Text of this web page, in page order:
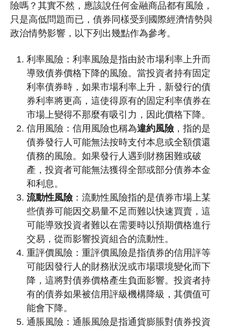
險嗎？其實不然，應該說任何金融商品都有風險，
只是高低問題而已，債券同樣受到國際經濟情勢與
政治情勢影響，以下列出幾點作為參考。
利率風險：利率風險是指由於市場利率上升而
導致債券價格下降的風險。當投資者持有固定
利率債券時，如果市場利率上升，新發行的債
券利率將更高，這使得原有的固定利率債券在
市場上變得不那麼有吸引力，因此價格下降。
信用風險：信用風險也稱為違約風險，指的是
債券發行人可能無法按時支付本息或全額償還
債務的風險。如果發行人遇到財務困難或破
產，投資者可能無法獲得全部或部分債券本金
和利息。
流動性風險：流動性風險指的是債券市場上某
些債券可能因交易量不足而難以快速買賣，這
可能導致投資者難以在需要時以預期價格進行
交易，從而影響投資組合的流動性。
重評價風險：重評價風險是指債券的信用評等
可能因發行人的財務狀況或市場環境變化而下
降，這將對債券價格產生負面影響。投資者持
有的債券如果被信用評級機構降級，其價值可
能會下降。
通脹風險：通脹風險是指通貨膨脹對債券投資